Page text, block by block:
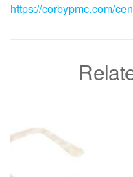
https://corbypmc.com/